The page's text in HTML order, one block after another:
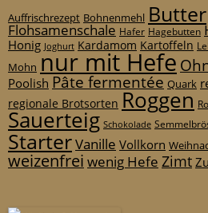
Auffrischrezept Bohnenmehl Butter
Flohsamenschale Hafer Hagebutten
Honig Joghurt Kardamom Kartoffeln
Mohn nur mit Hefe
Poolish Pâte fermentée Quark
regionale Brotsorten Roggen
Sauerteig Schokolade
StarterVanille Vollkorn
weizenfrei wenig Hefe Zimt